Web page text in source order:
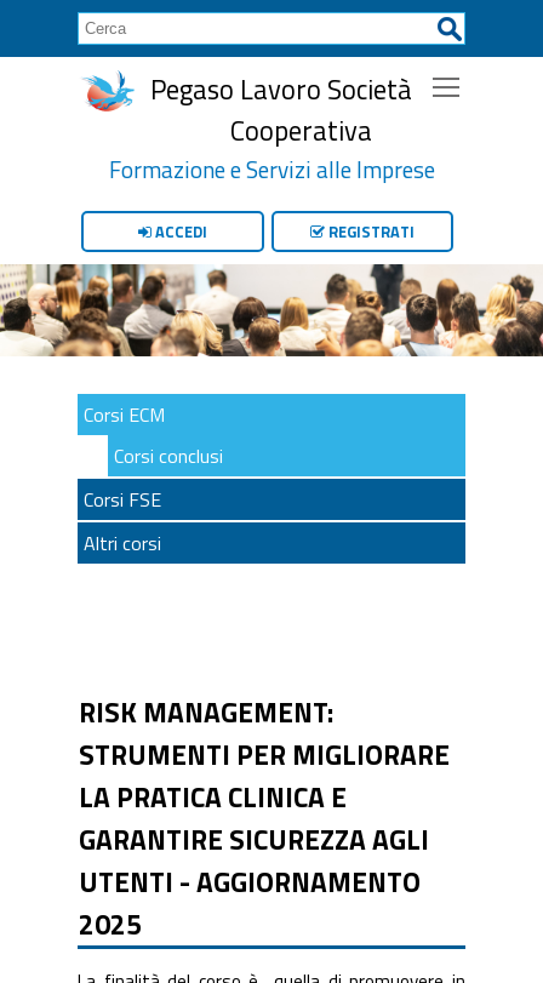
Pegaso Lavoro Società
Cooperativa
Formazione e Servizi alle Imprese
ACCEDI REGISTRATI
Corsi ECM
Corsi conclusi
Corsi FSE
Altri corsi
RISK MANAGEMENT:
STRUMENTI PER MIGLIORARE
LA PRATICA CLINICA E
GARANTIRE SICUREZZA AGLI
UTENTI - AGGIORNAMENTO
2025